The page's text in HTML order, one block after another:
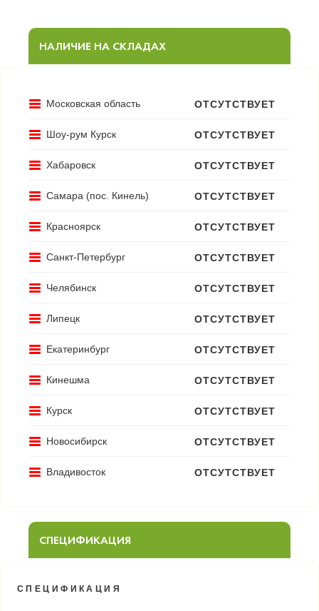
НАЛИЧИЕ НА СКЛАДАХ
Московская область ОТСУТСТВУЕТ
Шоу-рум Курск ОТСУТСТВУЕТ
Хабаровск ОТСУТСТВУЕТ
Самара (пос. Кинель) ОТСУТСТВУЕТ
Красноярск ОТСУТСТВУЕТ
Санкт-Петербург ОТСУТСТВУЕТ
Челябинск ОТСУТСТВУЕТ
Липецк ОТСУТСТВУЕТ
Екатеринбург ОТСУТСТВУЕТ
Кинешма ОТСУТСТВУЕТ
Курск ОТСУТСТВУЕТ
Новосибирск ОТСУТСТВУЕТ
Владивосток ОТСУТСТВУЕТ
СПЕЦИФИКАЦИЯ
СПЕЦИФИКАЦИЯ